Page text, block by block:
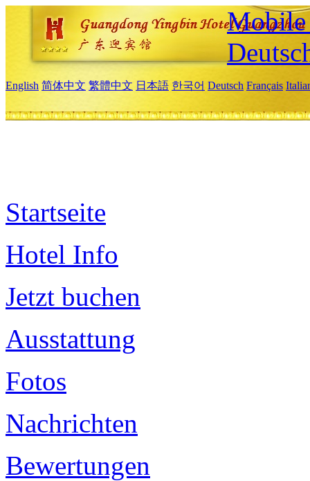
Mobile
English 简体中文 繁體中文 日本語 한국어 Deutsch Français
Startseite
Hotel Info
Jetzt buchen
Ausstattung
Fotos
Nachrichten
Bewertungen